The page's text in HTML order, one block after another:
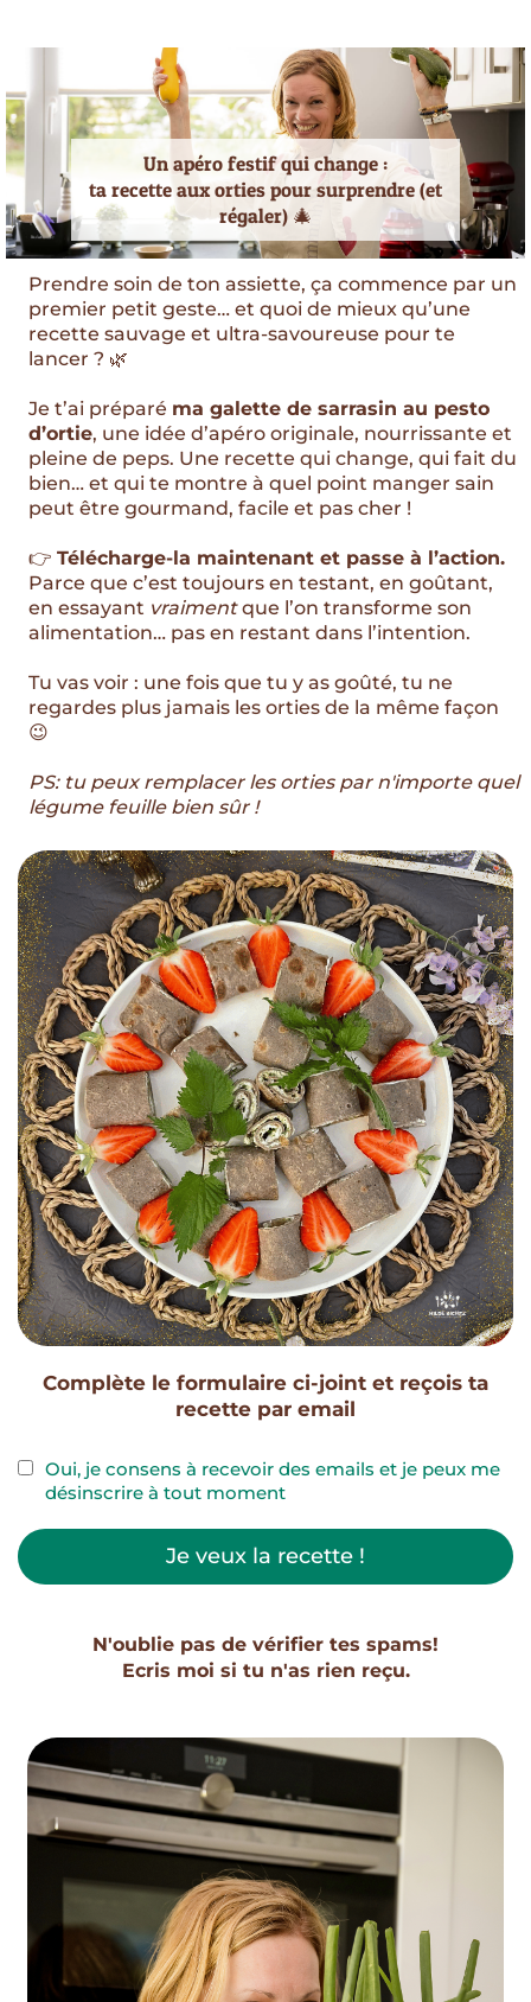
Un apéro festif qui change :
ta recette aux orties pour surprendre (et
régaler) 🎄
Prendre soin de ton assiette, ça commence par un
premier petit geste… et quoi de mieux qu’une
recette sauvage et ultra-savoureuse pour te
lancer ? 🌿
Je t’ai préparé ma galette de sarrasin au pesto
d’ortie, une idée d’apéro originale, nourrissante et
pleine de peps. Une recette qui change, qui fait du
bien… et qui te montre à quel point manger sain
peut être gourmand, facile et pas cher !
👉 Télécharge-la maintenant et passe à l’action.
Parce que c’est toujours en testant, en goûtant,
en essayant vraimentque l’on transforme son
alimentation… pas en restant dans l’intention.
Tu vas voir : une fois que tu y as goûté, tu ne
regardes plus jamais les orties de la même façon
😉
PS: tu peux remplacer les orties par n'importe quel
légume feuille bien sûr !
Complète le formulaire ci-joint et reçois ta
recette par email
Oui, je consens à recevoir des emails et je peux me
désinscrire à tout moment
Je veux la recette !
N'oublie pas de vérifier tes spams!
Ecris moi si tu n'as rien reçu.